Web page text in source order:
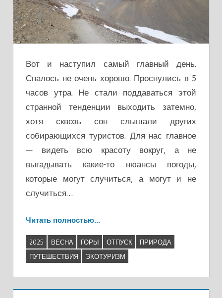
Вот и наступил самый главный день.
Спалось не очень хорошо. Проснулись в 5
часов утра. Не стали поддаваться этой
странной тенденции выходить затемно,
хотя сквозь сон слышали других
собирающихся туристов. Для нас главное
— видеть всю красоту вокруг, а не
выгадывать какие-то нюансы погоды,
которые могут случиться, а могут и не
случиться…
Читать полностью…
2025 ВЕСНА ГОРЫ ОТПУСК
ПРИРОДА
ПУТЕШЕСТВИЯ
ЭКОТУРИЗМ